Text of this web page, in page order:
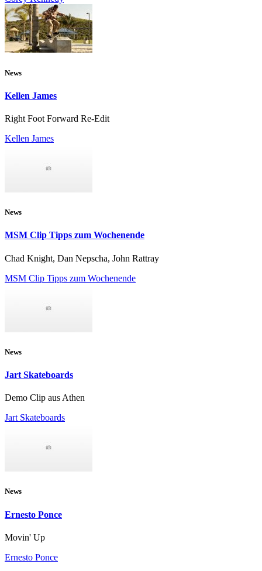
News
Kellen James
Right Foot Forward Re-Edit
Kellen James
News
MSM Clip Tipps zum Wochenende
Chad Knight, Dan Nepscha, John Rattray
MSM Clip Tipps zum Wochenende
News
Jart Skateboards
Demo Clip aus Athen
Jart Skateboards
News
Ernesto Ponce
Movin' Up
Ernesto Ponce